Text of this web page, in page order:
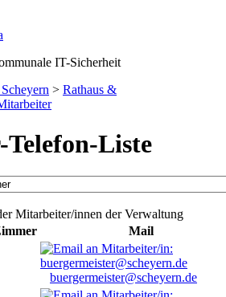
> Rathaus &
Liste
Mitarbeiter/innen der Verwaltung
Mail
buergermeister@scheyern.de